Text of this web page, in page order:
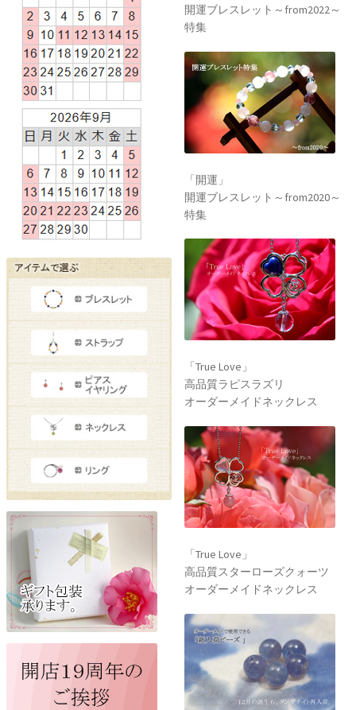
「True Love」
オーダーメイドネックレス
「True Love」
オーダーメイドネックレス
「新入荷ビーズ」
新しい天然石ビーズのお知らせ